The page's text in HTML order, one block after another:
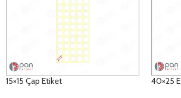
15×15 Çap Etiket 40×25